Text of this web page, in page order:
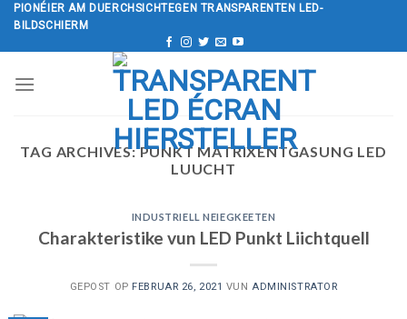
Wiesselen
op
den
Inhalt
PIONÉIER AM DUERCHSICHTEGEN TRANSPARENTEN LED-
BILDSCHIERM
TAG ARCHIVES:PUNKT MATRIXENTGASUNG LED
LUUCHT
INDUSTRIELL NEIEGKEETEN
Charakteristike vun LED Punkt Liichtquell
GEPOST OP FEBRUAR 26, 2021 VUNADMINISTRATOR